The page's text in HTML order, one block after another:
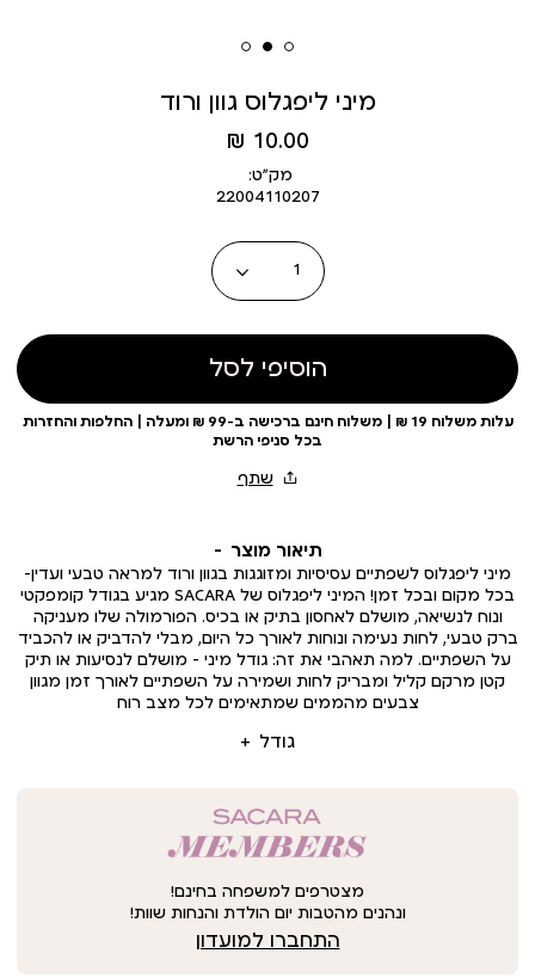
מיני ליפגלוס גוון ורוד
מחיר
מוצר
10.00 ₪
מק״ט:
22004110207
כמות
הוסיפי לסל
עלות משלוח 19 ₪ | משלוח חינם ברכישה ב-99 ₪ ומעלה | החלפות והחזרות
בכל סניפי הרשת
תיאור מוצר
גודל
מיני ליפגלוס לשפתיים עסיסיות ומזוגגות בגוון ורוד למראה טבעי ועדין–
בכל מקום ובכל זמן! המיני ליפגלוס של SACARA מגיע בגודל קומפקטי
ונוח לנשיאה, מושלם לאחסון בתיק או בכיס. הפורמולה שלו מעניקה
ברק טבעי, לחות נעימה ונוחות לאורך כל היום, מבלי להדביק או להכביד
על השפתיים. למה תאהבי את זה: גודל מיני – מושלם לנסיעות או תיק
קטן מרקם קליל ומבריק לחות ושמירה על השפתיים לאורך זמן מגוון
צבעים מהממים שמתאימים לכל מצב רוח
מצטרפים למשפחה בחינם!
ונהנים מהטבות יום הולדת והנחות שוות!
התחברו למועדון